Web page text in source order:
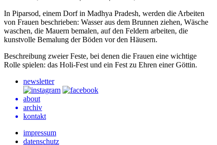
In Piparsod, einem Dorf in Madhya Pradesh, werden die Arbeiten
von Frauen beschrieben: Wasser aus dem Brunnen ziehen, Wäsche
waschen, die Mauern bemalen, auf den Feldern arbeiten, die
kunstvolle Bemalung der Böden vor den Häusern.
Beschreibung zweier Feste, bei denen die Frauen eine wichtige
Rolle spielen: das Holi-Fest und ein Fest zu Ehren einer Göttin.
newsletter
about
archiv
kontakt
impressum
datenschutz